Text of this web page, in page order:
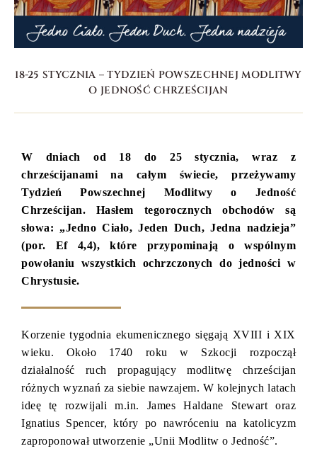
18-25 STYCZNIA – TYDZIEŃ POWSZECHNEJ MODLITWY
O JEDNOŚĆ CHRZEŚCIJAN
W dniach od 18 do 25 stycznia, wraz z
chrześcijanami na całym świecie, przeżywamy
Tydzień Powszechnej Modlitwy o Jedność
Chrześcijan. Hasłem tegorocznych obchodów są
słowa: „Jedno Ciało, Jeden Duch, Jedna nadzieja”
(por. Ef 4,4), które przypominają o wspólnym
powołaniu wszystkich ochrzczonych do jedności w
Chrystusie.
Korzenie tygodnia ekumenicznego sięgają XVIII i XIX
wieku. Około 1740 roku w Szkocji rozpoczął
działalność ruch propagujący modlitwę chrześcijan
różnych wyznań za siebie nawzajem. W kolejnych latach
ideę tę rozwijali m.in. James Haldane Stewart oraz
Ignatius Spencer, który po nawróceniu na katolicyzm
zaproponował utworzenie „Unii Modlitw o Jedność”.